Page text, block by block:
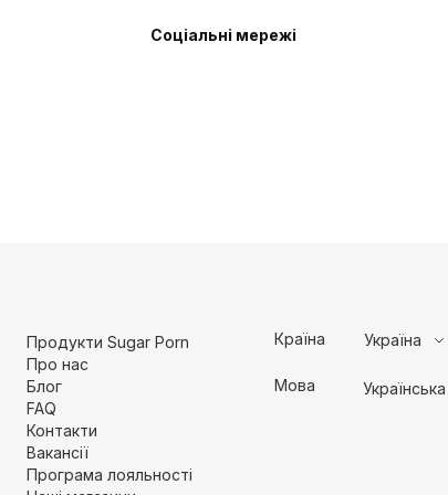
Соціальні мережі
Про нас
Блог
FAQ
Контакти
Вакансії
Програма лояльності
Продукти Sugar Porn Країна Україна
Мова Українська